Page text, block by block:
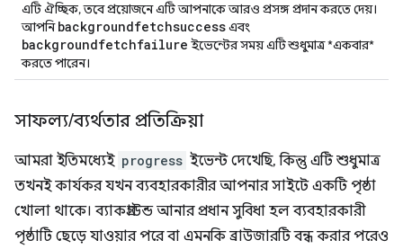
এটি ঐচ্ছিক, তবে প্রয়োজনে এটি আপনাকে আরও প্রসঙ্গ প্রদান করতে দেয়।
আপনিbackgroundfetchsuccessএবং
backgroundfetchfailure ইভেন্টের সময় এটি শুধুমাত্র *একবার*
করতে পারেন।
সাফল্য/ব্যর্থতার প্রতিক্রিয়া
আমরা ইতিমধ্যেই progress ইভেন্ট দেখেছি, কিন্তু এটি শুধুমাত্র
তখনই কার্যকর যখন ব্যবহারকারীর আপনার সাইটে একটি পৃষ্ঠা
খোলা থাকে। ব্যাকগ্রাউন্ড আনার প্রধান সুবিধা হল ব্যবহারকারী
পৃষ্ঠাটি ছেড়ে যাওয়ার পরে বা এমনকি ব্রাউজারটি বন্ধ করার পরেও